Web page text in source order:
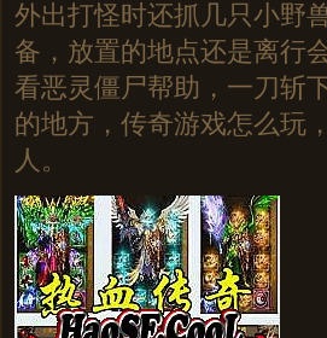
外出打怪时还抓几只小野
备，放置的地点还是离行
看恶灵僵尸帮助，一刀斩
的地方，传奇游戏怎么玩
人。